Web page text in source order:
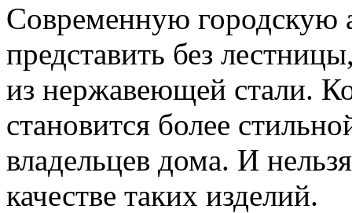
Современную городскую
представить без
из нержавеющей стали.
становится более
владельцев дома. И
качестве таких изделий.